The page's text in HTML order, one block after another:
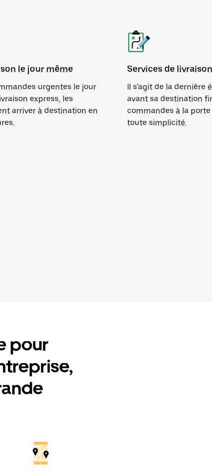
le jour même
urgentes le jour
express, les
arriver à destination en
Services de
Il s'agit de la dernière
avant sa destination
commandes à la
toute simplicité.
pour